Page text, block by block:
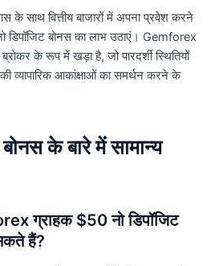
के साथ वित्तीय बाजारों में अपना प्रवेश करने
डिपॉजिट बोनस का लाभ उठाएं। Gemforex
के रूप में खड़ा है, जो पारदर्शी स्थितियों
व्यापारिक आकांक्षाओं का समर्थन करने के
के बारे में सामान्य
ग्राहक $50 नो डिपॉजिट
हैं?